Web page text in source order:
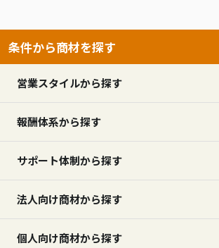
条件から商材を探す
営業スタイルから探す
報酬体系から探す
サポート体制から探す
法人向け商材から探す
個人向け商材から探す